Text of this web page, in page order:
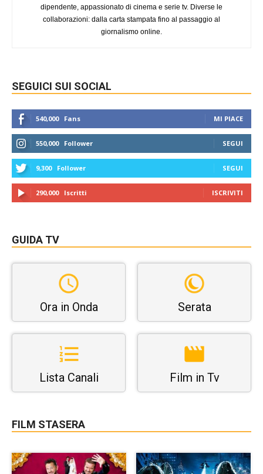
dipendente, appassionato di cinema e serie tv. Diverse le
collaborazioni: dalla carta stampata fino al passaggio al
giornalismo online.
SEGUICI SUI SOCIAL
540,000 Fans MI PIACE
550,000 Follower SEGUI
9,300 Follower SEGUI
290,000 Iscritti ISCRIVITI
GUIDA TV
Ora in Onda Serata
Lista Canali Film in Tv
FILM STASERA